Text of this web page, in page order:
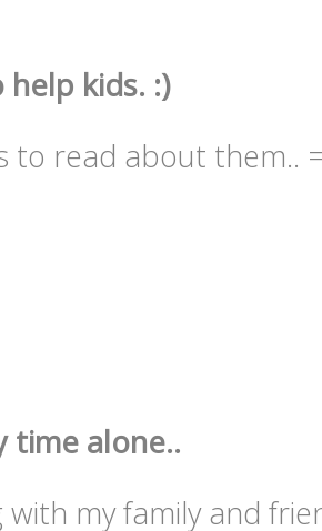
kids. :)
to read about them..
time alone..
with my family and